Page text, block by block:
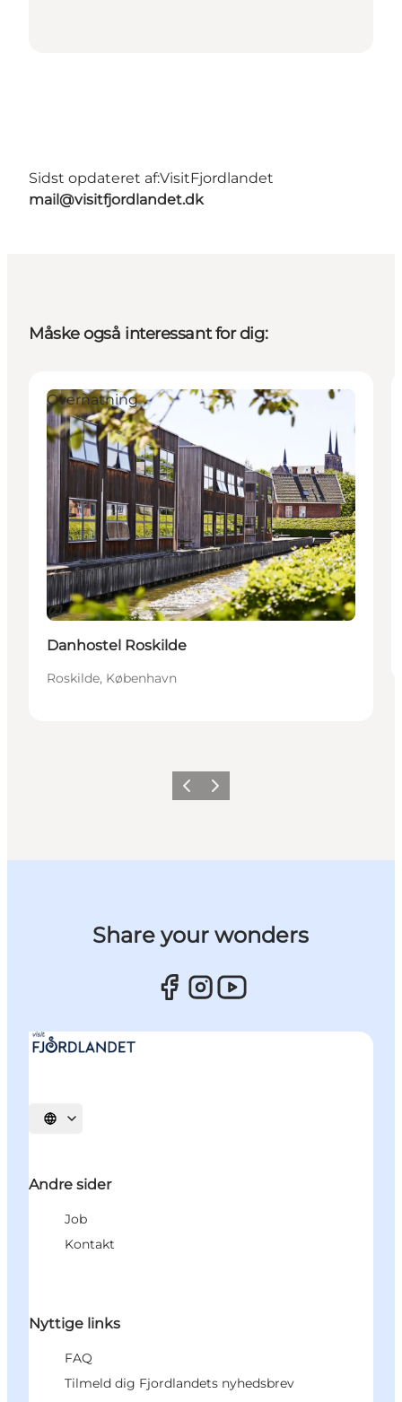
Sidst opdateret af:VisitFjordlandet
mail@visitfjordlandet.dk
Måske også interessant for dig:
Bæredygtige oplevelser
Overnatning
Danhostel Roskilde
Roskilde, København
Forrige billede
Næste billede
Share your wonders
Vælg sprog
Andre sider
Job
Kontakt
Nyttige links
FAQ
Tilmeld dig Fjordlandets nyhedsbrev